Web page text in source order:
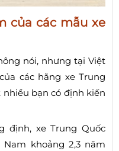
của các mẫu xe
nói, nhưng tại Việt
các hãng xe Trung
nhiều bạn có định kiến
định, xe Trung Quốc
khoảng 2,3 năm